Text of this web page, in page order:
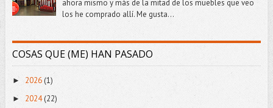
ahora mismo y más de la mitad de los muebles que veo
los he comprado allí. Me gusta...
COSAS QUE (ME) HAN PASADO
► 2026 (1)
► 2024(22)